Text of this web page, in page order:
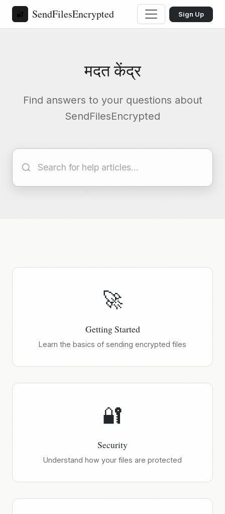
🔐 SendFilesEncrypted Sign Up
मदत केंद्र
Find answers to your questions about
SendFilesEncrypted
🚀
Getting Started
Learn the basics of sending encrypted files
🔐
Security
Understand how your files are protected